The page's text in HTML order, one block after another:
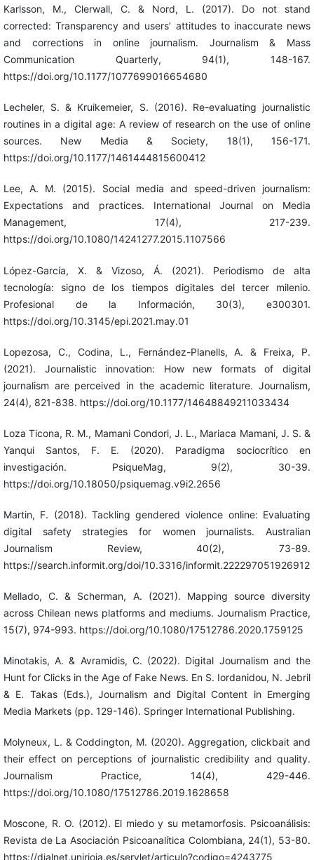
Karlsson, M., Clerwall, C. & Nord, L. (2017). Do not stand
corrected: Transparency and users’ attitudes to inaccurate news
and corrections in online journalism. Journalism & Mass
Communication Quarterly, 94(1), 148-167.
https://doi.org/10.1177/1077699016654680
Lecheler, S. & Kruikemeier, S. (2016). Re-evaluating journalistic
routines in a digital age: A review of research on the use of online
sources. New Media & Society, 18(1), 156-171.
https://doi.org/10.1177/1461444815600412
Lee, A. M. (2015). Social media and speed-driven journalism:
Expectations and practices. International Journal on Media
Management, 17(4), 217-239.
https://doi.org/10.1080/14241277.2015.1107566
López-García, X. & Vizoso, Á. (2021). Periodismo de alta
tecnología: signo de los tiempos digitales del tercer milenio.
Profesional de la Información, 30(3), e300301.
https://doi.org/10.3145/epi.2021.may.01
Lopezosa, C., Codina, L., Fernández-Planells, A. & Freixa, P.
(2021). Journalistic innovation: How new formats of digital
journalism are perceived in the academic literature. Journalism,
24(4), 821-838. https://doi.org/10.1177/14648849211033434
Loza Ticona, R. M., Mamani Condori, J. L., Mariaca Mamani, J. S. &
Yanqui Santos, F. E. (2020). Paradigma sociocrítico en
investigación. PsiqueMag, 9(2), 30-39.
https://doi.org/10.18050/psiquemag.v9i2.2656
Martin, F. (2018). Tackling gendered violence online: Evaluating
digital safety strategies for women journalists. Australian
Journalism Review, 40(2), 73-89.
https://search.informit.org/doi/10.3316/informit.222297051926912
Mellado, C. & Scherman, A. (2021). Mapping source diversity
across Chilean news platforms and mediums. Journalism Practice,
15(7), 974-993. https://doi.org/10.1080/17512786.2020.1759125
Minotakis, A. & Avramidis, C. (2022). Digital Journalism and the
Hunt for Clicks in the Age of Fake News. En S. Iordanidou, N. Jebril
& E. Takas (Eds.), Journalism and Digital Content in Emerging
Media Markets (pp. 129-146). Springer International Publishing.
Molyneux, L. & Coddington, M. (2020). Aggregation, clickbait and
their effect on perceptions of journalistic credibility and quality.
Journalism Practice, 14(4), 429-446.
https://doi.org/10.1080/17512786.2019.1628658
Moscone, R. O. (2012). El miedo y su metamorfosis. Psicoanálisis:
Revista de La Asociación Psicoanalítica Colombiana, 24(1), 53-80.
https://dialnet.unirioja.es/servlet/articulo?codigo=4243775